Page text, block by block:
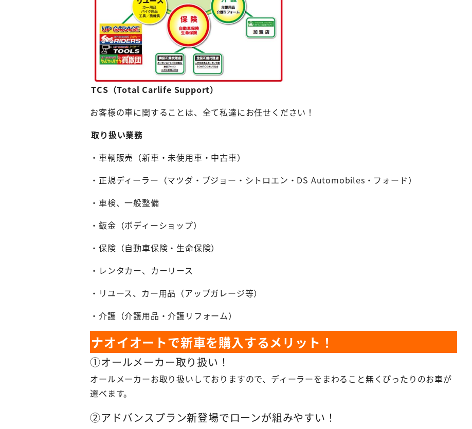
TCS（Total Carlife Support）
お客様の車に関することは、全て私達にお任せください！
取り扱い業務
・車輌販売（新車・未使用車・中古車）
・正規ディーラー（マツダ・プジョー・シトロエン・DS Automobiles・フォード）
・車検、一般整備
・鈑金（ボディーショップ）
・保険（自動車保険・生命保険）
・レンタカー、カーリース
・リユース、カー用品（アップガレージ等）
・介護（介護用品・介護リフォーム）
ナオイオートで新車を購入するメリット！
①オールメーカー取り扱い！
オールメーカーお取り扱いしておりますので、ディーラーをまわること無くぴったりのお車が
選べます。
②アドバンスプラン新登場でローンが組みやすい！